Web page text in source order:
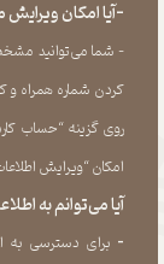
-آیا امکان
- شما می‏‌توانید
کردن شماره همراه و
روی گزینه “حساب
امکان “ویرایش
آیا می‌‏توانم به
​​​​​​​- برای دسترسی به